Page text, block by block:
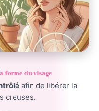
forme du visage
afin de libérer la
creuses.